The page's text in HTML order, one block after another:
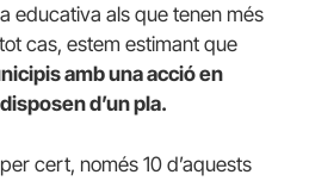
educativa als que tenen més
cas, estem estimant que
amb una acció en
d’un pla.
cert, només 10 d’aquests